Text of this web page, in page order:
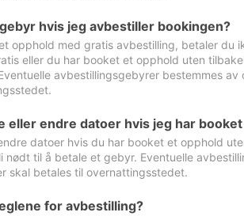
hvis jeg avbestiller bookingen?
opphold med gratis avbestilling, betaler du
eller du har booket et opphold uten
avbestillingsgebyrer bestemmes
eller endre datoer hvis jeg har
datoer hvis du har booket et opphold
nødt til å betale et gebyr. Eventuelle
skal betales til overnattingsstedet.
for avbestilling?